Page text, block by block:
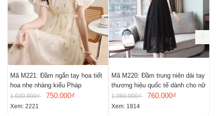
Mã M221: Đầm ngắn tay họa tiết
hoa nhẹ nhàng kiểu Pháp
1.030.000₫ 750.000₫
Xem: 2221
Mã M220: Đầm trung niên dài tay
thương hiệu quốc tế dành cho nữ
1.060.000₫ 760.000₫
Xem: 1814